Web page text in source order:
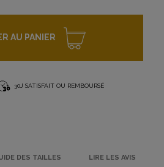
AU PANIER
30J SATISFAIT OU REMBOURSÉ
DES TAILLES LIRE LES AVIS